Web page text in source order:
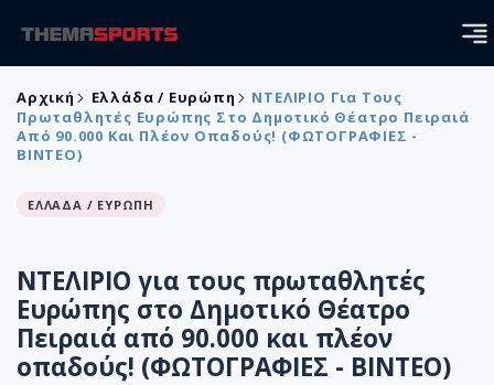
Αρχική Ελλάδα / Ευρώπη
ΝΤΕΛΙΡΙΟ Για Τους
Πρωταθλητές Ευρώπης Στο Δημοτικό Θέατρο Πειραιά
Από 90.000 Και Πλέον Οπαδούς! (ΦΩΤΟΓΡΑΦΙΕΣ -
ΒΙΝΤΕΟ)
ΕΛΛΑΔΑ / ΕΥΡΩΠΗ
ΝΤΕΛΙΡΙΟ για τους πρωταθλητές
Ευρώπης στο Δημοτικό Θέατρο
Πειραιά από 90.000 και πλέον
οπαδούς! (ΦΩΤΟΓΡΑΦΙΕΣ - ΒΙΝΤΕΟ)